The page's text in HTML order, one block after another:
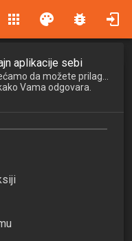
apps palette bug_report
betona
of concrete
aplikacije sebi
Vama odgovara.